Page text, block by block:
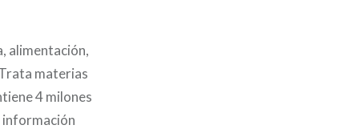
alimentación,
materias
4 milones
información